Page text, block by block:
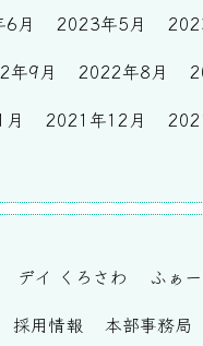
月 2023年5月
年9月 2022年8月
2021年12月
デイ くろさわ ふぁ
採用情報 本部事務局